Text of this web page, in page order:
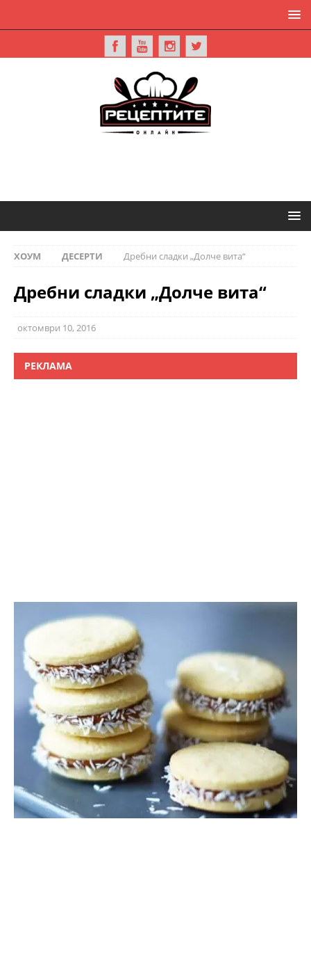
ХОУМ ДЕСЕРТИ Дребни сладки „Долче вита“
Дребни сладки „Долче вита“
октомври 10, 2016
РЕКЛАМА